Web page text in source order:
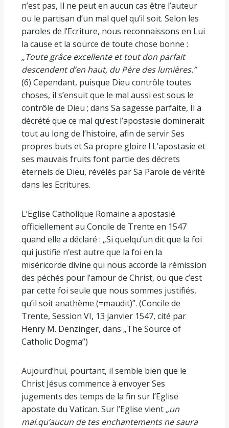
n’est pas, Il ne peut en aucun cas être l’auteur
ou le partisan d’un mal quel qu’il soit. Selon les
paroles de l’Ecriture, nous reconnaissons en Lui
la cause et la source de toute chose bonne :
„Toute grâce excellente et tout don parfait
descendent d’en haut, du Père des lumières.”
(6) Cependant, puisque Dieu contrôle toutes
choses, il s’ensuit que le mal aussi est sous le
contrôle de Dieu ; dans Sa sagesse parfaite, Il a
décrété que ce mal qu’est l’apostasie dominerait
tout au long de l’histoire, afin de servir Ses
propres buts et Sa propre gloire ! L’apostasie et
ses mauvais fruits font partie des décrets
éternels de Dieu, révélés par Sa Parole de vérité
dans les Ecritures.
L’Eglise Catholique Romaine a apostasié
officiellement au Concile de Trente en 1547
quand elle a déclaré : „Si quelqu’un dit que la foi
qui justifie n’est autre que la foi en la
miséricorde divine qui nous accorde la rémission
des péchés pour l’amour de Christ, ou que c’est
par cette foi seule que nous sommes justifiés,
qu’il soit anathème (=maudit)”. (Concile de
Trente, Session VI, 13 janvier 1547, cité par
Henry M. Denzinger, dans „The Source of
Catholic Dogma”)
Aujourd’hui, pourtant, il semble bien que le
Christ Jésus commence à envoyer Ses
jugements des temps de la fin sur l’Eglise
apostate du Vatican. Sur l’Eglise vient „un
mal.qu’aucun de tes enchantements ne saura